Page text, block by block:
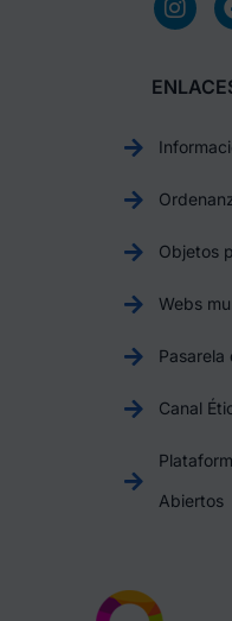
Objetos
Webs
Pasarela
Canal
Abiertos